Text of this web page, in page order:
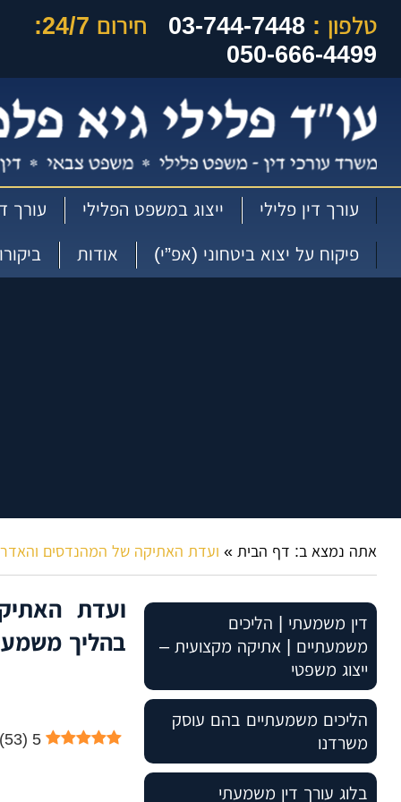
טלפון : 03-744-7448
חירום 24/7:
050-666-4499
עורך דין פלילי ייצוג במשפט הפלילי עורך
פיקוח על יצוא ביטחוני (אפ”י) אודות
אתה נמצא ב: דף הבית » ועדת האתיקה של המהנדסים
דין משמעתי | הליכים
משמעתיים | אתיקה מקצועית –
ייצוג משפטי
הליכים משמעתיים בהם עוסק
משרדנו
עורכי דין – דין משמעתי
בלוג עורך דין משמעתי
ועדת
בהליך
5
(
53
)